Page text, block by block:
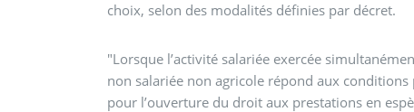
choix, selon des modalités définies par décret.
"Lorsque l’activité salariée exercée
non salariée non agricole répond aux conditions
pour l’ouverture du droit aux prestations en